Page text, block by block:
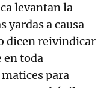
levantan la
yardas a causa
dicen reivindicar
en toda
para